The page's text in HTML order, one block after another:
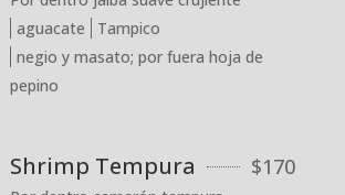
aguacate
Tampico
negio y masato; por fuera hoja de
pepino
Shrimp Tempura $170